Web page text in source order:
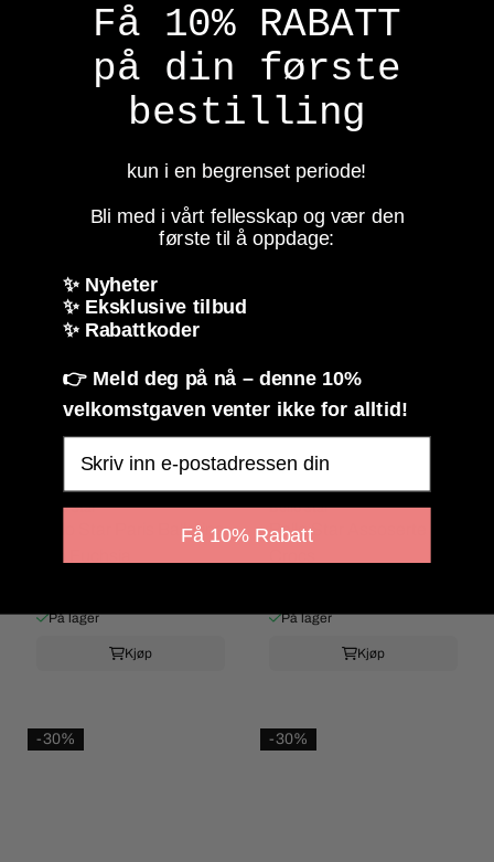
Bello Star
Bello Star Paris Ballerina
På lager
Kjøp
Bello Star
Bello Star Assoserte
På lager
Kjøp
-30% -30%
Få 10% RABATT
på din første
bestilling
kun i en begrenset periode!
Bli med i vårt fellesskap og vær den
første til å oppdage:
✨ Nyheter
✨ Eksklusive tilbud
✨ Rabattkoder
👉 Meld deg på nå – denne 10%
velkomstgaven venter ikke for alltid!
Email
Få 10% Rabatt